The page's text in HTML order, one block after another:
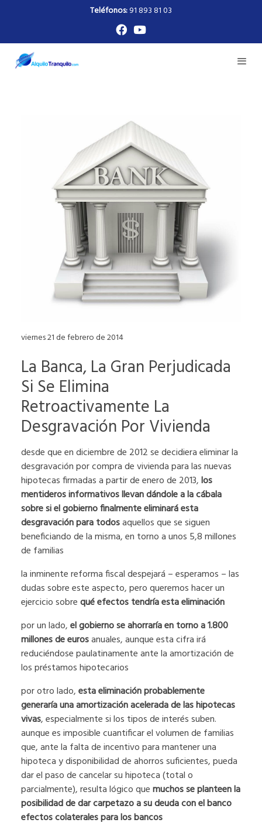
Teléfonos:91 893 81 03
viernes 21 de febrero de 2014
La Banca, La Gran Perjudicada
Si Se Elimina
Retroactivamente La
Desgravación Por Vivienda
desde que en diciembre de 2012 se decidiera eliminar la
desgravación por compra de vivienda para las nuevas
hipotecas firmadas a partir de enero de 2013,los
mentideros informativos llevan dándole a la cábala
sobre si el gobierno finalmente eliminará esta
desgravación para todosaquellos que se siguen
beneficiando de la misma, en torno a unos 5,8 millones
de familias
la inminente reforma fiscal despejará – esperamos – las
dudas sobre este aspecto, pero queremos hacer un
ejercicio sobrequé efectos tendría esta eliminación
por un lado,el gobierno se ahorraría en torno a 1.800
millones de eurosanuales, aunque esta cifra irá
reduciéndose paulatinamente ante la amortización de
los préstamos hipotecarios
por otro lado,esta eliminación probablemente
generaría una amortización acelerada de las hipotecas
vivas, especialmente si los tipos de interés suben.
aunque es imposible cuantificar el volumen de familias
que, ante la falta de incentivo para mantener una
hipoteca y disponibilidad de ahorros suficientes, pueda
dar el paso de cancelar su hipoteca (total o
parcialmente), resulta lógico quemuchos se planteen la
posibilidad de dar carpetazo a su deuda con el banco
efectos colaterales para los bancos